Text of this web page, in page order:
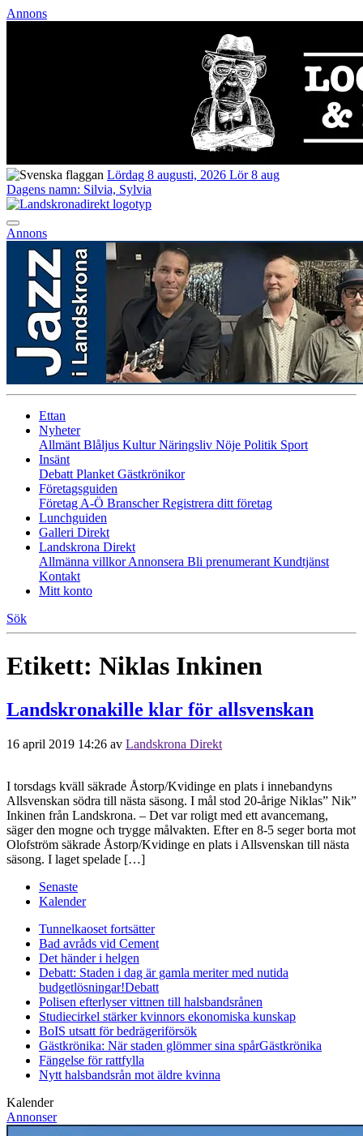
Annons
Lördag 8 augusti, 2026 Lör 8 aug
Dagens namn: Silvia, Sylvia
Annons
Ettan
Nyheter
Allmänt Blåljus KulturNäringsliv Nöje Politik Sport
Insänt
Debatt Planket Gästkrönikor
Företagsguiden
Företag A-Ö BranscherRegistrera ditt företag
Lunchguiden
Galleri Direkt
Landskrona Direkt
Allmänna villkorAnnonsera Bli prenumerant Kundtjänst
Kontakt
Mitt konto
Sök
Etikett: Niklas Inkinen
Landskronakille klar för allsvenskan
16 april 2019 14:26 av Landskrona Direkt
I torsdags kväll säkrade Åstorp/Kvidinge en plats i innebandyns
Allsvenskan södra till nästa säsong. I mål stod 20-årige Niklas” Nik”
Inkinen från Landskrona. – Det var roligt med ett avancemang,
säger den mogne och trygge målvakten. Efter en 8-5 seger borta mot
Olofström säkrade Åstorp/Kvidinge en plats i Allsvenskan till nästa
säsong. I laget spelade […]
Senaste
Kalender
Tunnelkaoset fortsätter
Bad avråds vid Cement
Det händer i helgen
Debatt: Staden i dag är gamla meriter med nutida
budgetlösningar!Debatt
Polisen efterlyser vittnen till halsbandsrånen
Studiecirkel stärker kvinnors ekonomiska kunskap
BoIS utsatt för bedrägeriförsök
Gästkrönika: När staden glömmer sina spårGästkrönika
Fängelse för rattfylla
Nytt halsbandsrån mot äldre kvinna
Kalender
Annonser